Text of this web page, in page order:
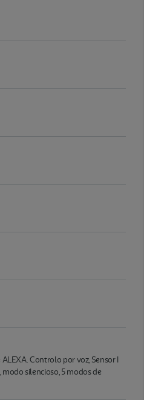
Controlo por voz, Sensor I
silencioso, 5 modos de